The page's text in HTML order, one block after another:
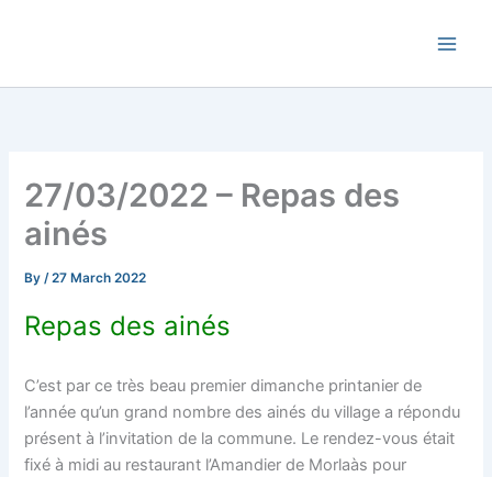
27/03/2022 – Repas des
ainés
By/27 March 2022
Repas des ainés
C’est par ce très beau premier dimanche printanier de
l’année qu’un grand nombre des ainés du village a répondu
présent à l’invitation de la commune. Le rendez-vous était
fixé à midi au restaurant l’Amandier de Morlaàs pour